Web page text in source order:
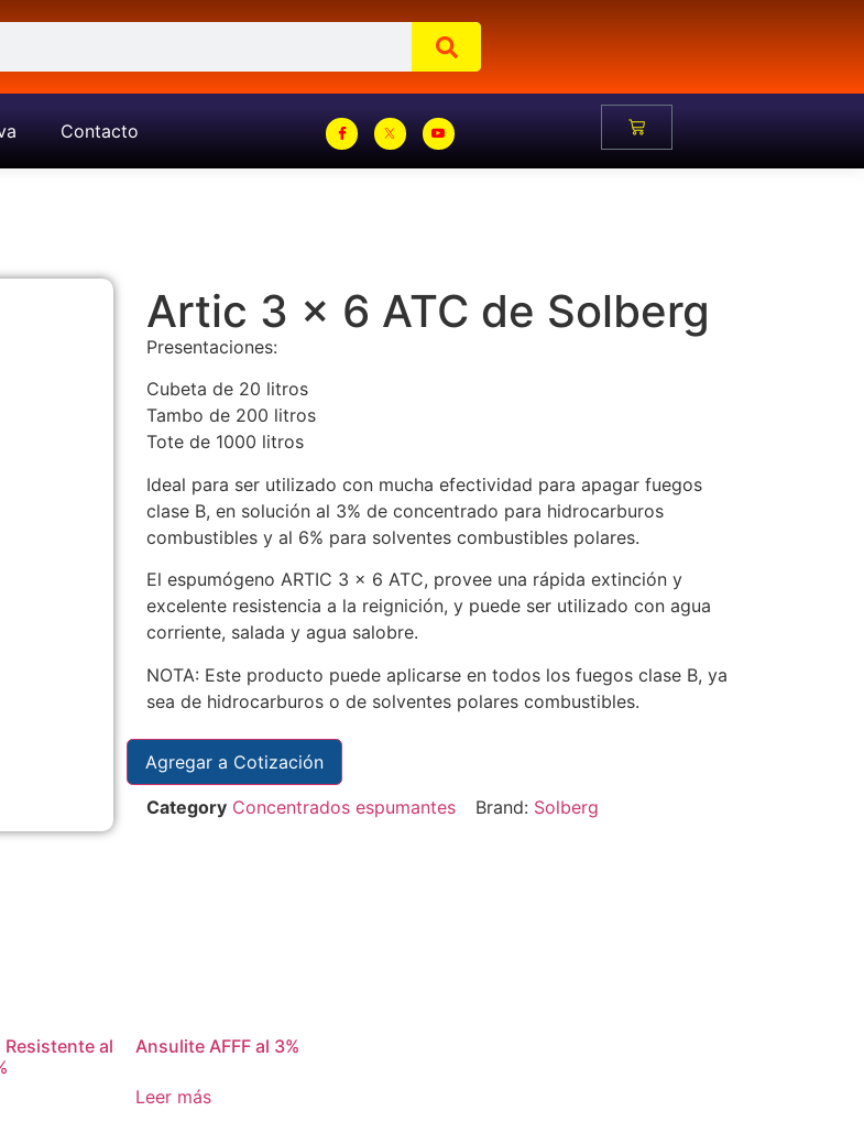
Contacto
Artic 3 x 6 ATC de Solberg
Presentaciones:
Cubeta de 20 litros
Tambo de 200 litros
Tote de 1000 litros
Ideal para ser utilizado con mucha efectividad para apagar fuegos
clase B, en solución al 3% de concentrado para hidrocarburos
combustibles y al 6% para solventes combustibles polares.
El espumógeno ARTIC 3 x 6 ATC, provee una rápida extinción y
excelente resistencia a la reignición, y puede ser utilizado con agua
corriente, salada y agua salobre.
NOTA: Este producto puede aplicarse en todos los fuegos clase B, ya
sea de hidrocarburos o de solventes polares combustibles.
Agregar a Cotización
Category Concentrados espumantes Brand: Solberg
al
Ansulite AFFF al 3%
Leer más